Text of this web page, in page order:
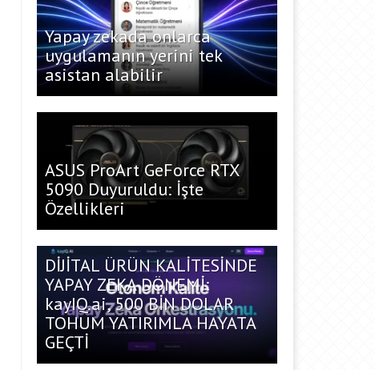
Yapay zekada onlarca
uygulamanın yerini tek
asistan alabilir
ASUS ProArt GeForce RTX
5090 Duyuruldu: İşte
Özellikleri
DİJİTAL ÜRÜN KALİTESİNDE
YAPAY ZEKA DÖNEMİ:
kayIQ.ai, 500 BİN DOLAR
TOHUM YATIRIMLA HAYATA
GEÇTİ